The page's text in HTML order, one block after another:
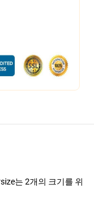
는 2개의 크기를 위